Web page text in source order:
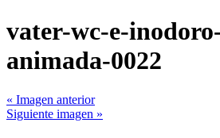
vater-wc-e-
animada-0022
« Imagen anterior
Siguiente imagen »